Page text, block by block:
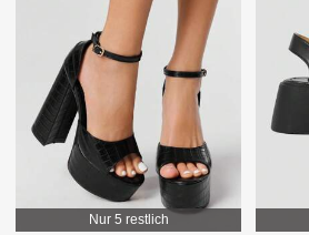
Nur 5 restlich